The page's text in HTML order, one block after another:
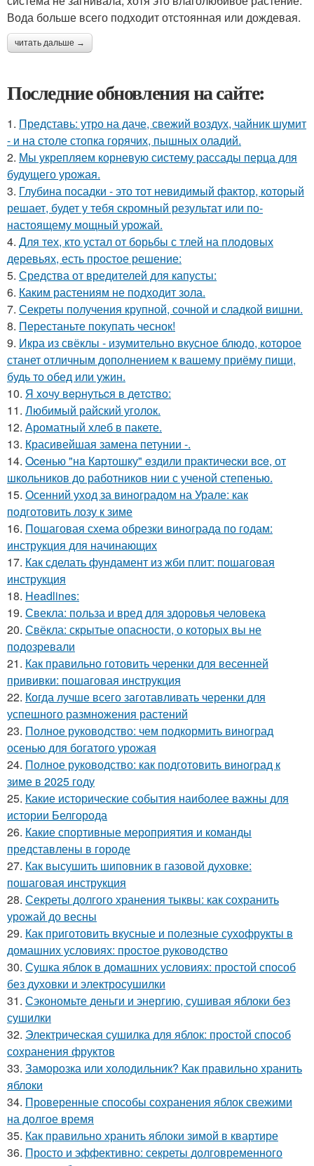
Вода больше всего подходит отстоянная или дождевая.
читать дальше →
Последние обновления на сайте:
1. Представь: утро на даче, свежий воздух, чайник шумит
- и на столе стопка горячих, пышных оладий.
2. Мы укрепляем корневую систему рассады перца для
будущего урожая.
3. Глубина посадки - это тот невидимый фактор, который
решает, будет у тебя скромный результат или по-
настоящему мощный урожай.
4. Для тех, кто устал от борьбы с тлей на плодовых
деревьях, есть простое решение:
5. Средства от вредителей для капусты:
6. Каким растениям не подходит зола.
7. Секреты получения крупной, сочной и сладкой вишни.
8. Перестаньте покупать чеснок!
9. Икра из свёклы - изумительно вкусное блюдо, которое
станет отличным дополнением к вашему приёму пищи,
будь то обед или ужин.
10. Я xoчу вepнутьcя в дeтcтвo:
11. Любимый райский уголок.
12. Ароматный хлеб в пакете.
13. Красивейшая замена петунии -.
14. Oceнью "нa Кapтошку" eздили пpaктичecки вce, от
школьников до работников нии с ученой степенью.
15. Осенний уход за виноградом на Урале: как
подготовить лозу к зиме
16. Пошаговая схема обрезки винограда по годам:
инструкция для начинающих
17. Как сделать фундамент из жби плит: пошаговая
инструкция
18. Headlines:
19. Свекла: польза и вред для здоровья человека
20. Свёкла: скрытые опасности, о которых вы не
подозревали
21. Как правильно готовить черенки для весенней
прививки: пошаговая инструкция
22. Когда лучше всего заготавливать черенки для
успешного размножения растений
23. Полное руководство: чем подкормить виноград
осенью для богатого урожая
24. Полное руководство: как подготовить виноград к
зиме в 2025 году
25. Какие исторические события наиболее важны для
истории Белгорода
26. Какие спортивные мероприятия и команды
представлены в городе
27. Как высушить шиповник в газовой духовке:
пошаговая инструкция
28. Секреты долгого хранения тыквы: как сохранить
урожай до весны
29. Как приготовить вкусные и полезные сухофрукты в
домашних условиях: простое руководство
30. Сушка яблок в домашних условиях: простой способ
без духовки и электросушилки
31. Сэкономьте деньги и энергию, сушивая яблоки без
сушилки
32. Электрическая сушилка для яблок: простой способ
сохранения фруктов
33. Заморозка или холодильник? Как правильно хранить
яблоки
34. Проверенные способы сохранения яблок свежими
на долгое время
35. Как правильно хранить яблоки зимой в квартире
36. Просто и эффективно: секреты долговременного